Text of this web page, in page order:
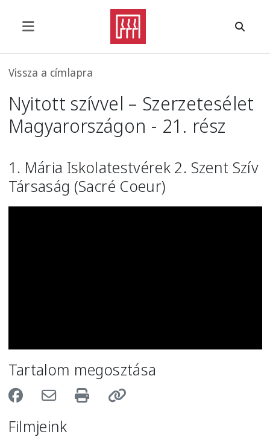
Morzsa
Vissza a címlapra
Nyitott szívvel – Szerzetesélet
Magyarországon - 21. rész
Filmjeink
1. Mária Iskolatestvérek 2. Szent Szív
Társaság (Sacré Coeur)
Tartalom megosztása